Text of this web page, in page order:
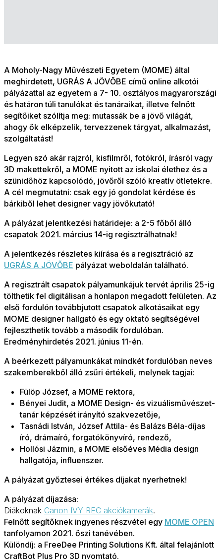
A Moholy-Nagy Művészeti Egyetem (MOME) által
meghirdetett, UGRÁS A JÖVŐBE című online alkotói
pályázattal az egyetem a 7- 10. osztályos magyarországi
és határon túli tanulókat és tanáraikat, illetve felnőtt
segítőiket szólítja meg: mutassák be a jövő világát,
ahogy ők elképzelik, tervezzenek tárgyat, alkalmazást,
szolgáltatást!
Legyen szó akár rajzról, kisfilmről, fotókról, írásról vagy
3D makettekről, a MOME nyitott az iskolai élethez és a
szünidőhöz kapcsolódó, jövőről szóló kreatív ötletekre.
A cél megmutatni: csak egy jó gondolat kérdése és
bárkiből lehet designer vagy jövőkutató!
A pályázat jelentkezési határideje: a 2-5 főből álló
csapatok 2021. március 14-ig regisztrálhatnak!
A jelentkezés részletes kiírása és a regisztráció az
UGRÁS A JÖVŐBE pályázat weboldalán található.
A regisztrált csapatok pályamunkájuk tervét április 25-ig
tölthetik fel digitálisan a honlapon megadott felületen. Az
első fordulón továbbjutott csapatok alkotásaikat egy
MOME designer hallgató és egy oktató segítségével
fejleszthetik tovább a második fordulóban.
Eredményhirdetés 2021. június 11-én.
A beérkezett pályamunkákat mindkét fordulóban neves
szakemberekből álló zsűri értékeli, melynek tagjai:
Fülöp József, a MOME rektora,
Bényei Judit, a MOME Design- és vizuálisművészet-
tanár képzését irányító szakvezetője,
Tasnádi István, József Attila- és Balázs Béla-díjas
író, drámaíró, forgatókönyvíró, rendező,
Hollósi Jázmin, a MOME elsőéves Média design
hallgatója, influenszer.
A pályázat győztesei értékes díjakat nyerhetnek!
A pályázat díjazása:
Diákoknak Canon IVY REC akciókamerák.
Felnőtt segítőknek ingyenes részvétel egy MOME OPEN
tanfolyamon 2021. őszi tanévében.
Különdíj: a FreeDee Printing Solutions Kft. által felajánlott
CraftBot Plus Pro 3D nyomtató.